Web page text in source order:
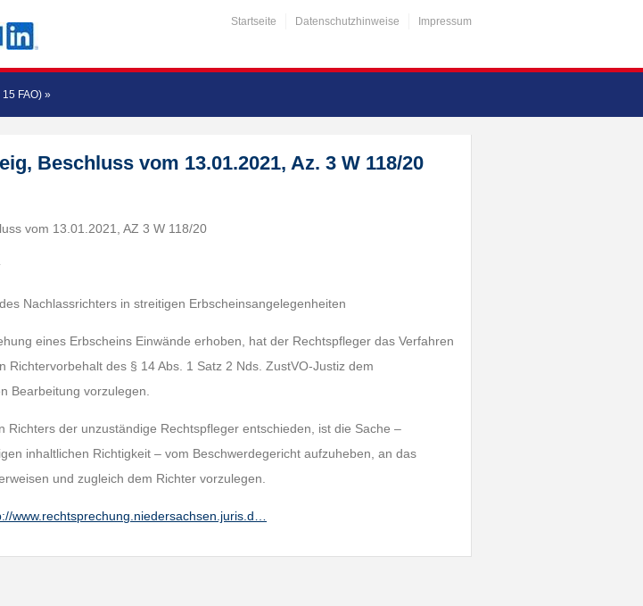
Startseite Datenschutzhinweise Impressum
FAO) »
Beschluss vom 13.01.2021, Az. 3 W 118/20
vom 13.01.2021, AZ 3 W 118/20
Nachlassrichters in streitigen Erbscheinsangelegenheiten
eines Erbscheins Einwände erhoben, hat der Rechtspfleger das Verfahren
Richtervorbehalt des § 14 Abs. 1 Satz 2 Nds. ZustVO-Justiz dem
Bearbeitung vorzulegen.
Richters der unzuständige Rechtspfleger entschieden, ist die Sache –
inhaltlichen Richtigkeit – vom Beschwerdegericht aufzuheben, an das
und zugleich dem Richter vorzulegen.
www.rechtsprechung.niedersachsen.juris.d…